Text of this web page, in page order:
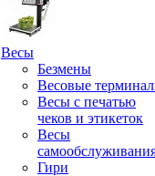
Весы
Безмены
Весовые
Весы с печатью
чеков и этикеток
Весы
Гири